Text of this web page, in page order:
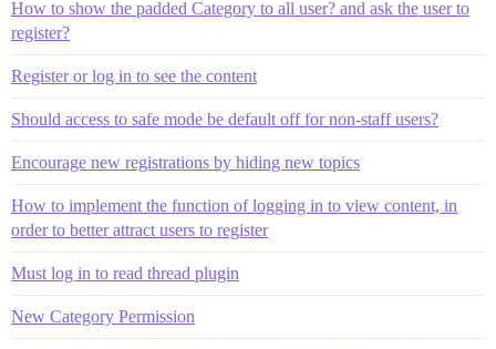
How to show the padded Category to all user? and ask the user to
register?
Register or log in to see the content
Should access to safe mode be default off for non-staff users?
Encourage new registrations by hiding new topics
How to implement the function of logging in to view content, in
order to better attract users to register
Must log in to read thread plugin
New Category Permission